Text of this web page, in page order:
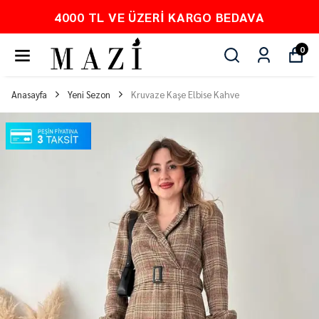
PEŞİN FİYATINA 3 TAKSİT
0
Anasayfa Yeni Sezon Kruvaze Kaşe Elbise Kahve